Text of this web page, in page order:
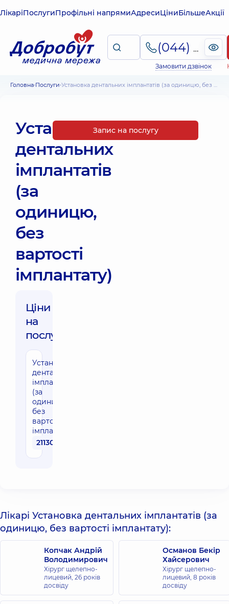
ЛікаріПослугиПрофільні напрямиАдресиЦіниБільшеАкції
(044) 495-2-888
Замовити дзвінок
Головна Послуги Установка дентальних імплантатів (за одиницю, без вартості імплантату)
Установка
дентальних
імплантатів
(за
одиницю,
без
вартості
імплантату)
Ціни
на
послуги:
Установка
дентальних
імплантатів
(за
одиницю,
без
вартості
імплантату)
21130 грн
Запис на послугу
Лікарі Установка дентальних імплантатів (за
одиницю, без вартості імплантату):
Копчак Андрій
Володимирович
Хірург щелепно-
лицевий, 26 років
досвіду
Османов Бекір
Хайсерович
Хірург щелепно-
лицевий, 8 років
досвіду